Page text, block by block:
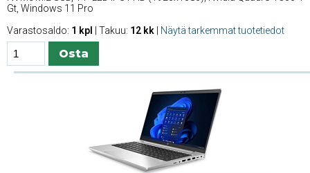
Gt, Windows 11 Pro
Varastosaldo: 1 kpl | Takuu: 12 kk Näytä tarkemmat tuotetiedot